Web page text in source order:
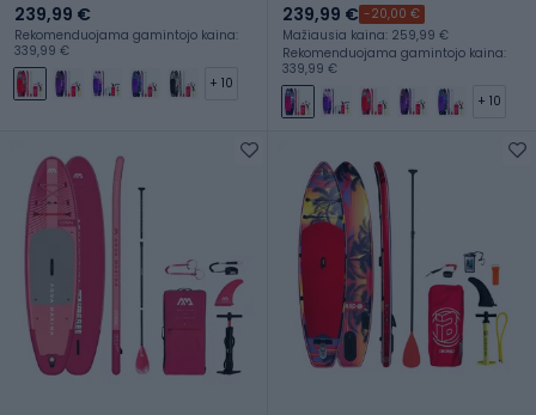
239,99 €
Rekomenduojama gamintojo kaina:
339,99 €
+ 10
239,99 € -20,00 €
Mažiausia kaina: 259,99 €
Rekomenduojama gamintojo kaina:
339,99 €
+ 10